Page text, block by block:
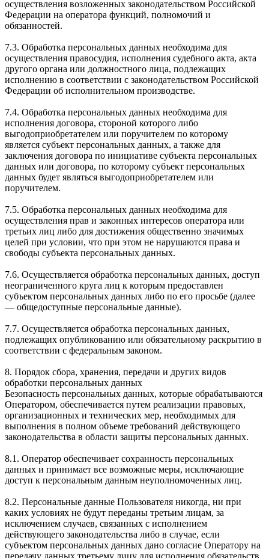
осуществления возложенных законодательством Российской
Федерации на оператора функций, полномочий и
обязанностей.
7.3. Обработка персональных данных необходима для
осуществления правосудия, исполнения судебного акта, акта
другого органа или должностного лица, подлежащих
исполнению в соответствии с законодательством Российской
Федерации об исполнительном производстве.
7.4. Обработка персональных данных необходима для
исполнения договора, стороной которого либо
выгодоприобретателем или поручителем по которому
является субъект персональных данных, а также для
заключения договора по инициативе субъекта персональных
данных или договора, по которому субъект персональных
данных будет являться выгодоприобретателем или
поручителем.
7.5. Обработка персональных данных необходима для
осуществления прав и законных интересов оператора или
третьих лиц либо для достижения общественно значимых
целей при условии, что при этом не нарушаются права и
свободы субъекта персональных данных.
7.6. Осуществляется обработка персональных данных, доступ
неограниченного круга лиц к которым предоставлен
субъектом персональных данных либо по его просьбе (далее
— общедоступные персональные данные).
7.7. Осуществляется обработка персональных данных,
подлежащих опубликованию или обязательному раскрытию в
соответствии с федеральным законом.
8. Порядок сбора, хранения, передачи и других видов
обработки персональных данных
Безопасность персональных данных, которые обрабатываются
Оператором, обеспечивается путем реализации правовых,
организационных и технических мер, необходимых для
выполнения в полном объеме требований действующего
законодательства в области защиты персональных данных.
8.1. Оператор обеспечивает сохранность персональных
данных и принимает все возможные меры, исключающие
доступ к персональным данным неуполномоченных лиц.
8.2. Персональные данные Пользователя никогда, ни при
каких условиях не будут переданы третьим лицам, за
исключением случаев, связанных с исполнением
действующего законодательства либо в случае, если
субъектом персональных данных дано согласие Оператору на
передачу данных третьему лицу для исполнения обязательств